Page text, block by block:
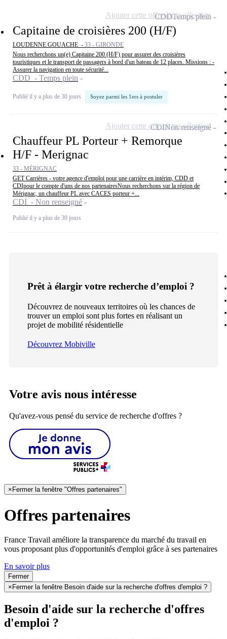
Capitaine de croisières 200 (H/F)
LOUDENNE GOUACHE - 33 - GIRONDE
Nous recherchons un(e) Capitaine 200 (H/F) pour assurer des croisières
touristiques et le transport de passagers à bord d'un bateau de 12 places. Missions : -
Assurer la navigation en toute sécurité...
CDD - Temps plein
Publié il y a plus de 30 jours Soyez parmi les 1ers à postuler
CDDTemps plein
Ajouter cette offre à ma sélection
Chauffeur PL Porteur + Remorque
H/F - Merignac
33 - MÉRIGNAC
GET Carrières - votre agence d'emploi pour une carrière en intérim, CDD et
CDIpour le compte d'uns de nos partenairesNous recherchons sur la région de
Mérignac, un chauffeur PL avec CACES porteur +...
CDI - Non renseigné
Publié il y a plus de 30 jours
CDINon renseigné
Ajouter cette offre à ma sélection
Prêt à élargir votre recherche d’emploi ?
Découvrez de nouveaux territoires où les chances de
trouver un emploi sont plus fortes en réalisant un
projet de mobilité résidentielle
Découvrez Mobiville
Votre avis nous intéresse
Qu'avez-vous pensé du service de recherche d'offres ?
× Fermer la fenêtre "Offres partenaires"
Offres partenaires
France Travail améliore la transparence du marché du travail en
vous proposant plus d'opportunités d'emploi grâce à ses partenaires
En savoir plus
Fermer
× Fermer la fenêtre Besoin d'aide sur la recherche d'offres d'emploi ?
Besoin d'aide sur la recherche d'offres
d'emploi ?